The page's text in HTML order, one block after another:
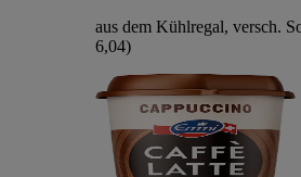
aus dem Kühlregal, versch.
6,04)